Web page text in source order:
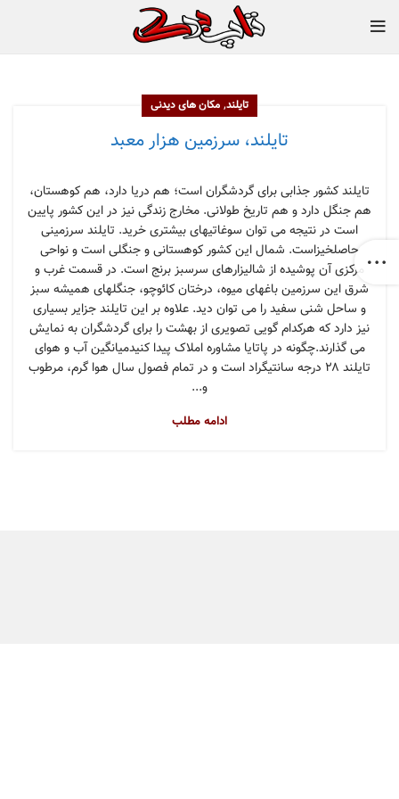
تایلند, مکان های دیدنی
تایلند، سرزمین هزار معبد
تایلند کشور جذابی برای گردشگران است؛ هم دریا دارد، هم کوهستان،
هم جنگل دارد و هم تاریخ طولانی. مخارج زندگی نیز در این کشور پایین
است در نتیجه می توان سوغاتیهای بیشتری خرید. تایلند سرزمینی
حاصلخیزاست. شمال این کشور کوهستانی و جنگلی است و نواحی
مرکزی آن پوشیده از شالیزارهای سرسبز برنج است. در قسمت غرب و
شرق این سرزمین باغهای میوه، درختان کائوچو، جنگلهای همیشه سبز
و ساحل شنی سفید را می توان دید. علاوه بر این تایلند جزایر بسیاری
نیز دارد که هرکدام گویی تصویری از بهشت را برای گردشگران به نمایش
می گذارند.چگونه در پاتایا مشاوره املاک پیدا کنیدمیانگین آب و هوای
تایلند ۲۸ درجه سانتیگراد است و در تمام فصول سال هوا گرم، مرطوب
و...
ادامه مطلب